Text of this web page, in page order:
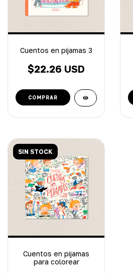
Cuentos en pijamas 3
$22.26 USD
SIN STOCK
Cuentos en pijamas
para colorear